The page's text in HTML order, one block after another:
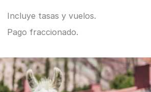
Incluye tasas y vuelos.
Pago fraccionado.